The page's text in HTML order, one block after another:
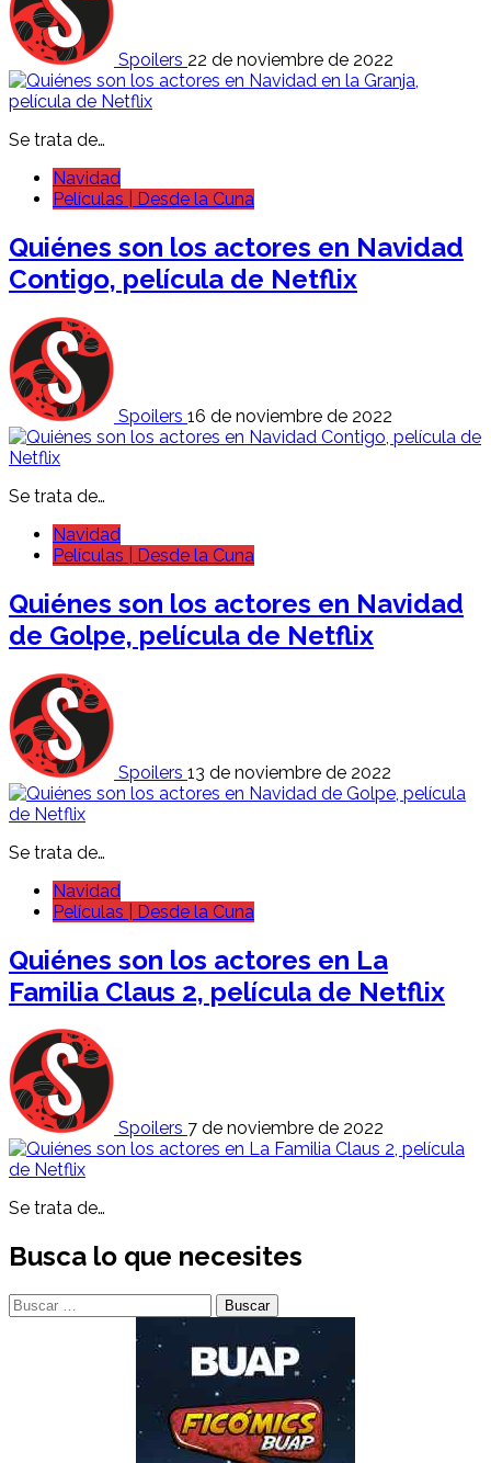
Spoilers 22 de noviembre de 2022
Se trata de…
Navidad
Películas | Desde la Cuna
Quiénes son los actores en Navidad
Contigo, película de Netflix
Spoilers 16 de noviembre de 2022
Se trata de…
Navidad
Películas | Desde la Cuna
Quiénes son los actores en Navidad
de Golpe, película de Netflix
Spoilers 13 de noviembre de 2022
Se trata de…
Navidad
Películas | Desde la Cuna
Quiénes son los actores en La
Familia Claus 2, película de Netflix
Spoilers 7 de noviembre de 2022
Se trata de…
Busca lo que necesites
Buscar: